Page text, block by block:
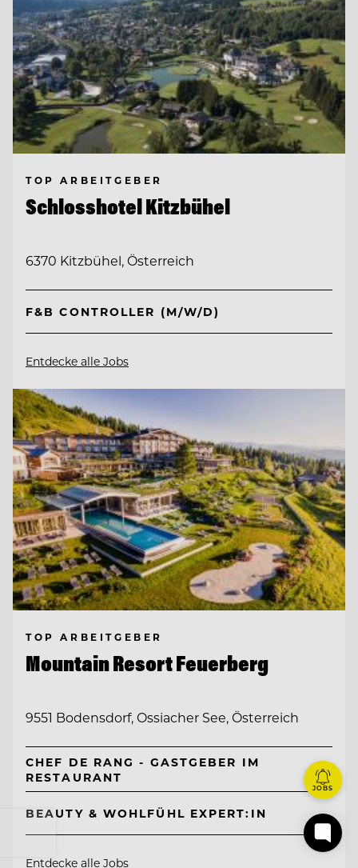
TOP ARBEITGEBER
Schlosshotel Kitzbühel
6370 Kitzbühel, Österreich
F&B CONTROLLER (M/W/D)
Entdecke alle Jobs
TOP ARBEITGEBER
Mountain Resort Feuerberg
9551 Bodensdorf, Ossiacher See, Österreich
CHEF DE RANG - GASTGEBER IM
RESTAURANT
BEAUTY & WOHLFÜHL EXPERT:IN
Entdecke alle Jobs
JOBS